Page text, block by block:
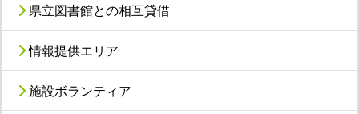
県立図書館との相互貸借
情報提供エリア
施設ボランティア